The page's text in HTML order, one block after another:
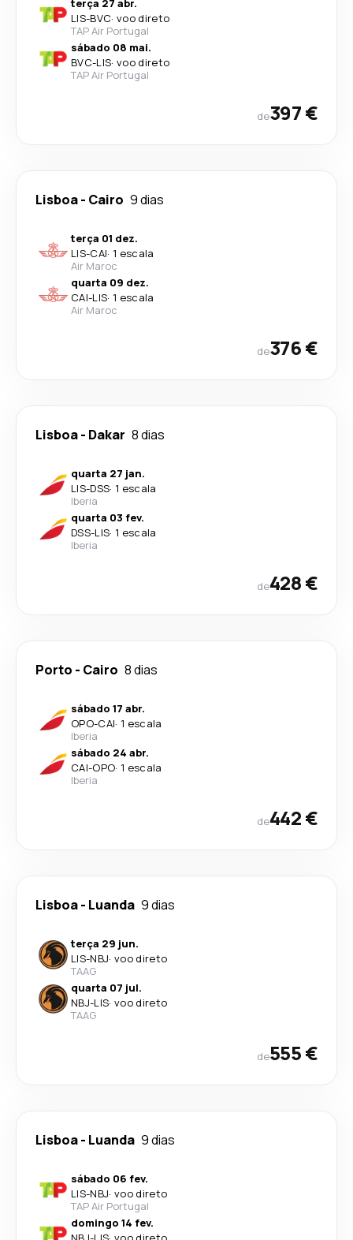
terça 27 abr.
LIS-BVC· voo direto
TAP Air Portugal
sábado 08 mai.
BVC-LIS· voo direto
TAP Air Portugal
de397 €
Lisboa- Cairo 9 dias
terça 01 dez.
LIS-CAI· 1 escala
Air Maroc
quarta 09 dez.
CAI-LIS· 1 escala
Air Maroc
de376 €
Lisboa- Dakar 8 dias
quarta 27 jan.
LIS-DSS· 1 escala
Iberia
quarta 03 fev.
DSS-LIS· 1 escala
Iberia
de428 €
Porto - Cairo 8 dias
sábado 17 abr.
OPO-CAI· 1 escala
Iberia
sábado 24 abr.
CAI-OPO· 1 escala
Iberia
de442 €
Lisboa- Luanda 9 dias
terça 29 jun.
LIS-NBJ· voo direto
TAAG
quarta 07 jul.
NBJ-LIS· voo direto
TAAG
de555 €
Lisboa- Luanda 9 dias
sábado 06 fev.
LIS-NBJ· voo direto
TAP Air Portugal
domingo 14 fev.